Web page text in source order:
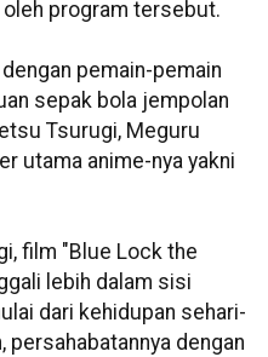
program tersebut.
pemain-pemain
sepak bola jempolan
Tsurugi, Meguru
utama anime-nya yakni
film "Blue Lock the
lebih dalam sisi
dari kehidupan sehari-
persahabatannya dengan